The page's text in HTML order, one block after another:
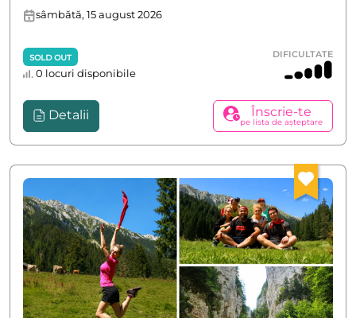
sâmbătă, 15 august 2026
SOLD OUT
0 locuri disponibile
DIFICULTATE
Detalii Înscrie-te
pe lista de așteptare